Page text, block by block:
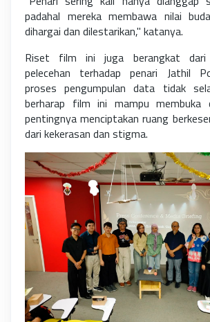
padahal mereka membawa nilai
dihargai dan dilestarikan," katanya.
Riset film ini juga berangkat dari
pelecehan terhadap penari Jathil
proses pengumpulan data tidak
berharap film ini mampu membuka
pentingnya menciptakan ruang
dari kekerasan dan stigma.